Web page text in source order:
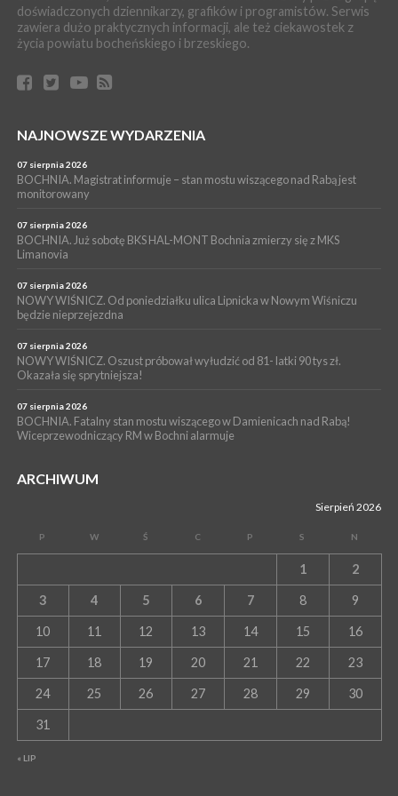
06 sierpnia 2026
BRZESKO. Lepsze warunki dla strażaków z OSP Okocim!
06 sierpnia 2026
BORZĘCIN. Już w najbliższy weekend XIX Borzęckie Święto
PIELGRZYMKA 2026
Z BOCHNI NA JASNĄ GÓRĘ. Drugi dzień wędrówki [ZDJĘCIA]
WYDARZENIA
NASZ NEWS. Powstał Komitet Ochrony Ładu
Przestrzennego Miasta Bochnia. To odpowiedź na działania
magistratu
doświadczonych dziennikarzy, grafików i programistów. Serwis
zawiera dużo praktycznych informacji, ale też ciekawostek z
życia powiatu bocheńskiego i brzeskiego.
NAJNOWSZE WYDARZENIA
07 sierpnia 2026
BOCHNIA. Magistrat informuje – stan mostu wiszącego nad Rabą jest
monitorowany
07 sierpnia 2026
BOCHNIA. Już sobotę BKS HAL-MONT Bochnia zmierzy się z MKS
Limanovia
07 sierpnia 2026
NOWY WIŚNICZ. Od poniedziałku ulica Lipnicka w Nowym Wiśniczu
będzie nieprzejezdna
07 sierpnia 2026
NOWY WIŚNICZ. Oszust próbował wyłudzić od 81- latki 90 tys zł.
Okazała się sprytniejsza!
07 sierpnia 2026
BOCHNIA. Fatalny stan mostu wiszącego w Damienicach nad Rabą!
Wiceprzewodniczący RM w Bochni alarmuje
ARCHIWUM
Sierpień 2026
P W Ś C P S N
« LIP
1 2
3 4 5 6 7 8 9
10 11 12 13 14 15 16
17 18 19 20 21 22 23
24 25 26 27 28 29 30
31